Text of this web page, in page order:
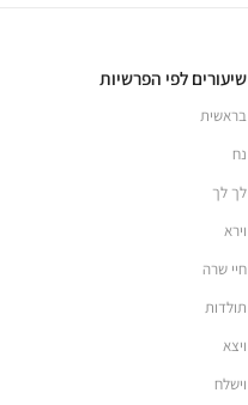
שיעורים לפי הפרשיות
בראשית
נח
לך לך
וירא
חיי שרה
תולדות
ויצא
וישלח